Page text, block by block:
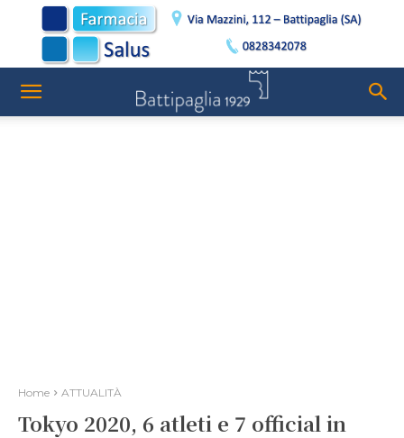
Home ATTUALITÀ
Tokyo 2020, 6 atleti e 7 official in